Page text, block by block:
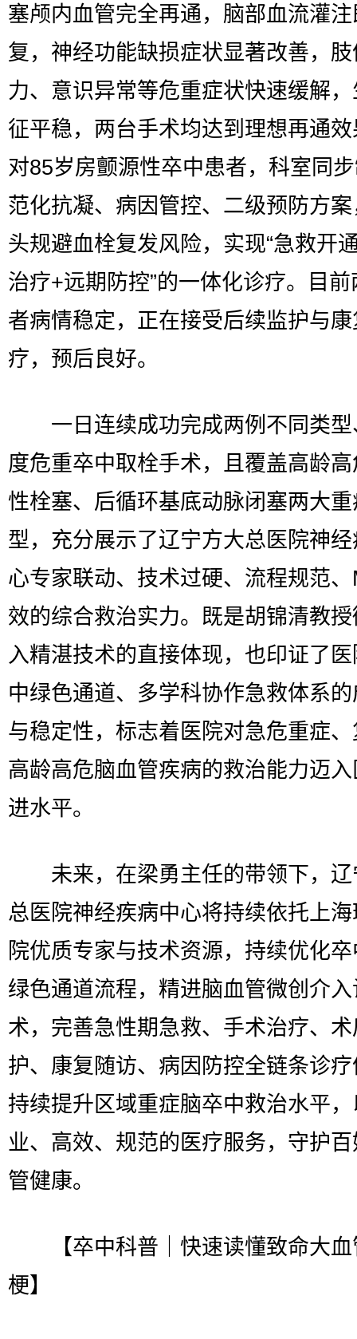
塞颅内血管完全再通，脑部血流灌
复，神经功能缺损症状显著改善，
力、意识异常等危重症状快速缓解
征平稳，两台手术均达到理想再通
对85岁房颤源性卒中患者，科室同
范化抗凝、病因管控、二级预防方
头规避血栓复发风险，实现“急救开
治疗+远期防控”的一体化诊疗。目
者病情稳定，正在接受后续监护与
疗，预后良好。
一日连续成功完成两例不同类型
度危重卒中取栓手术，且覆盖高龄
性栓塞、后循环基底动脉闭塞两大
型，充分展示了辽宁方大总医院神
心专家联动、技术过硬、流程规范
效的综合救治实力。既是胡锦清教
入精湛技术的直接体现，也印证了
中绿色通道、多学科协作急救体系
与稳定性，标志着医院对急危重症
高龄高危脑血管疾病的救治能力迈
进水平。
未来，在梁勇主任的带领下，辽
总医院神经疾病中心将持续依托上
院优质专家与技术资源，持续优化
绿色通道流程，精进脑血管微创介
术，完善急性期急救、手术治疗、
护、康复随访、病因防控全链条诊
持续提升区域重症脑卒中救治水平
业、高效、规范的医疗服务，守护
管健康。
【卒中科普｜快速读懂致命大血
梗】